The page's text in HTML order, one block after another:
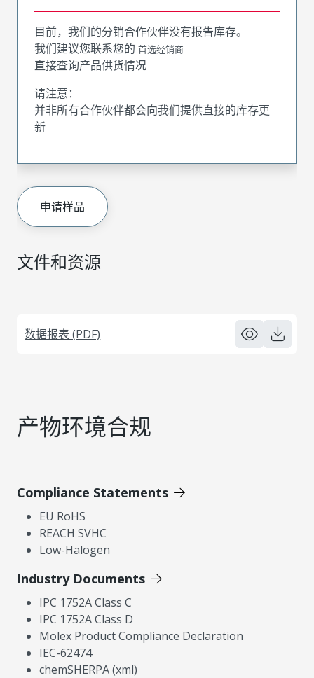
文件和资源
数据报表 (PDF)
目前，我们的分销合作伙伴没有报告库存。
我们建议您联系您的 首选经销商
直接查询产品供货情况
请注意：
并非所有合作伙伴都会向我们提供直接的库存更
新
申请样品
产物环境合规
Compliance Statements
EU RoHS
REACH SVHC
Low-Halogen
Industry Documents
IPC 1752A Class C
IPC 1752A Class D
Molex Product Compliance Declaration
IEC-62474
chemSHERPA (xml)